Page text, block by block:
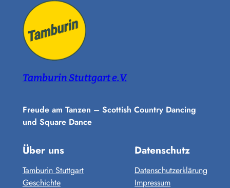
Tamburin Stuttgart e.V.
Freude am Tanzen – Scottish Country Dancing
und Square Dance
Über uns
Tamburin Stuttgart
Geschichte
Datenschutz
Datenschutzerklärung
Impressum